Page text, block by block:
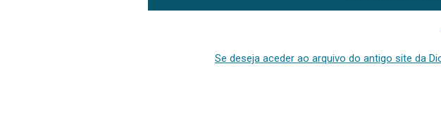
Se deseja aceder ao arquivo do antigo site da